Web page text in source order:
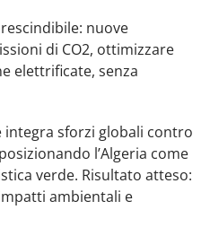
nuove
di CO2, ottimizzare
elettrificate, senza
integra sforzi globali contro
l’Algeria come
verde. Risultato atteso:
ambientali e